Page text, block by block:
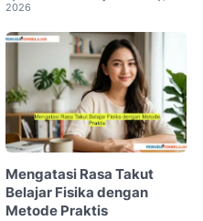
2026
Mengatasi Rasa Takut
Belajar Fisika dengan
Metode Praktis